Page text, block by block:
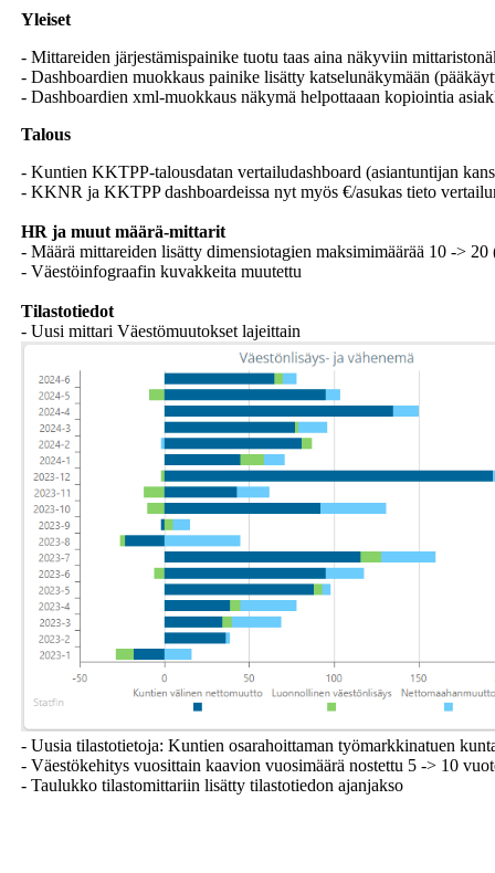
Yleiset
- Mittareiden järjestämispainike tuotu taas aina näkyviin
- Dashboardien muokkaus painike lisätty katselunäkymään
- Dashboardien xml-muokkaus näkymä helpottaaan kopiointia
Talous
- Kuntien KKTPP-talousdatan vertailudashboard (asiantuntijan
- KKNR ja KKTPP dashboardeissa nyt myös €/asukas tieto
HR ja muut määrä-mittarit
- Määrä mittareiden lisätty dimensiotagien maksimimäärää 10 -> 20
- Väestöinfograafin kuvakkeita muutettu
Tilastotiedot
- Uusi mittari Väestömuutokset lajeittain
- Uusia tilastotietoja: Kuntien osarahoittaman työmarkkinatuen
- Väestökehitys vuosittain kaavion vuosimäärä nostettu 5 -> 10
- Taulukko tilastomittariin lisätty tilastotiedon ajanjakso